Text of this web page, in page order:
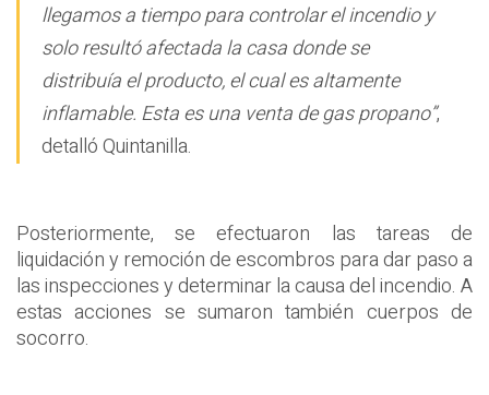
llegamos a tiempo para controlar el incendio y
solo resultó afectada la casa donde se
distribuía el producto, el cual es altamente
inflamable. Esta es una venta de gas propano”,
detalló Quintanilla.
Posteriormente, se efectuaron las tareas de
liquidación y remoción de escombros para dar paso a
las inspecciones y determinar la causa del incendio. A
estas acciones se sumaron también cuerpos de
socorro.